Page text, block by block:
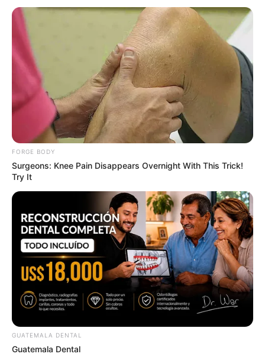
This New Will Give You An Erection After +45
MEDVI
Feeling Tired? Here's The Trick To Perform Better
MEDVI
FORGE BODY
Surgeons: Knee Pain Disappears Overnight With This Trick!
Try It
GUATEMALA DENTAL
Guatemala Dental